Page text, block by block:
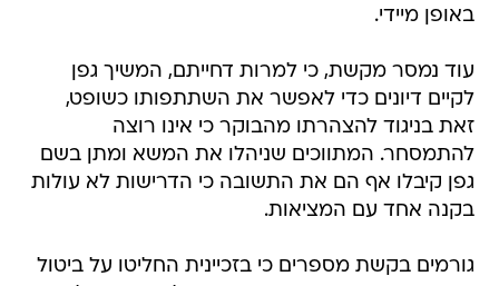
באופן מיידי.
עוד נמסר מקשת, כי למרות דחייתם, המשיך גפן
לקיים דיונים כדי לאפשר את השתתפותו כשופט,
זאת בניגוד להצהרתו מהבוקר כי אינו רוצה
להתמסחר. המתווכים שניהלו את המשא ומתן בשם
גפן קיבלו אף הם את התשובה כי הדרישות לא עולות
בקנה אחד עם המציאות.
גורמים בקשת מספרים כי בזכיינית החליטו על ביטול